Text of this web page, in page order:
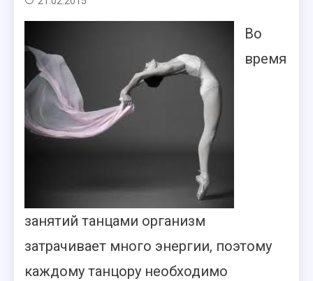
Во
время
занятий танцами организм
затрачивает много энергии, поэтому
каждому танцору необходимо